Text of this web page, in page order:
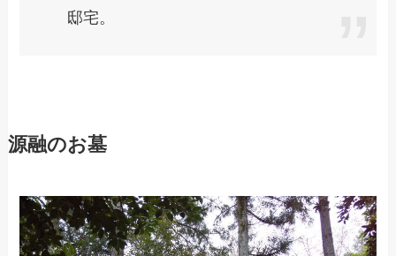
邸宅。
源融のお墓